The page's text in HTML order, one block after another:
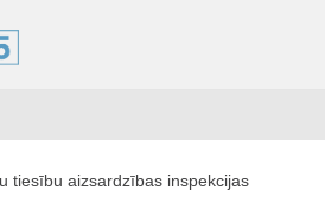
tiesību aizsardzības inspekcijas